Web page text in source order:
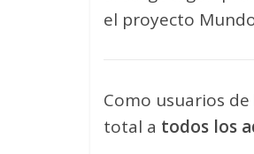
el proyecto
Como usuarios de
total a todos los